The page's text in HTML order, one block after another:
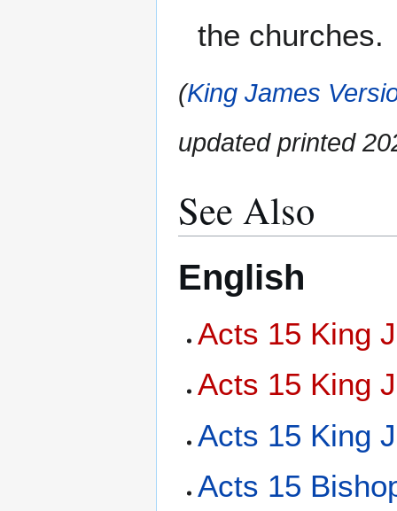
the churches.
(King James
updated printed
See Also
English
Acts 15 King
Acts 15 King
Acts 15 King
Acts 15